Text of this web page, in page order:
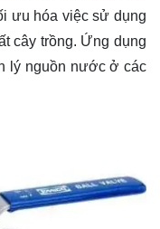
ưu hóa việc sử dụng
cây trồng. Ứng dụng
lý nguồn nước ở các